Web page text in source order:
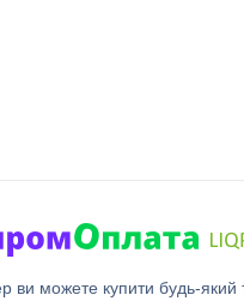
ви можете купити будь-